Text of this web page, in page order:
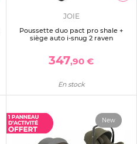
JOIE
Poussette duo pact pro shale +
siège auto i-snug 2 raven
347,90 €
En stock
New